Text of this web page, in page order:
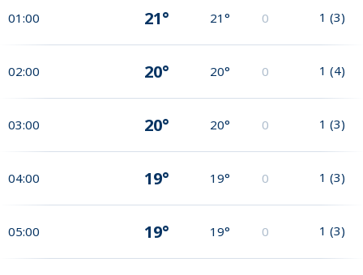
01:00 21° 21° 0 1 (3)
02:00 20° 20° 0 1 (4)
03:00 20° 20° 0 1 (3)
04:00 19° 19° 0 1 (3)
05:00 19° 19° 0 1 (3)